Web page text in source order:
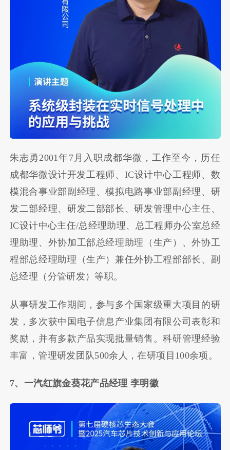
朱志勇2001年7月入职成都华微，工作至今，历任
成都华微设计开发工程师、IC设计中心工程师、数
模混合事业部副经理、模拟电路事业部副经理、研
发二部经理、研发二部部长、研发管理中心主任、
IC设计中心主任/总经理助理、总工程师办公室总经
理助理、外协加工部总经理助理（生产）、外协工
程部总经理助理（生产）兼任外协工程部部长、副
总经理（分管研发）等职。
从事研发工作期间，参与多个国家级重大项目的研
发，多次获中国电子信息产业集团有限公司表彰和
奖励，并有多款产品实现批量销售。科研管理经验
丰富，管理研发团队500余人，在研项目100余项。
7、一汽红旗金葵花产品经理 李明徽